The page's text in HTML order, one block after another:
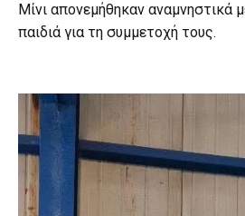
Μίνι απονεμήθηκαν αναμνηστικά
παιδιά για τη συμμετοχή τους.